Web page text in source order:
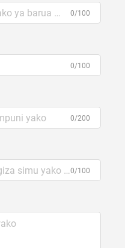
0/100
0/100
0/200
0/100